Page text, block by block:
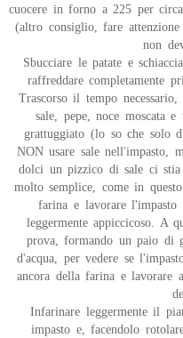
cuocere in forno a 225 per
(altro consiglio, fare
non
Sbucciare le patate e
raffreddare completamente
Trascorso il tempo
sale, pepe, noce moscata
grattuggiato (lo so che solo
NON usare sale nell'impasto,
dolci un pizzico di sale ci stia
molto semplice, come in
farina e lavorare l'impasto
leggermente appiccicoso. A
prova, formando un paio di
d'acqua, per vedere se
ancora della farina e lavorare
Infarinare leggermente il
impasto e, facendolo